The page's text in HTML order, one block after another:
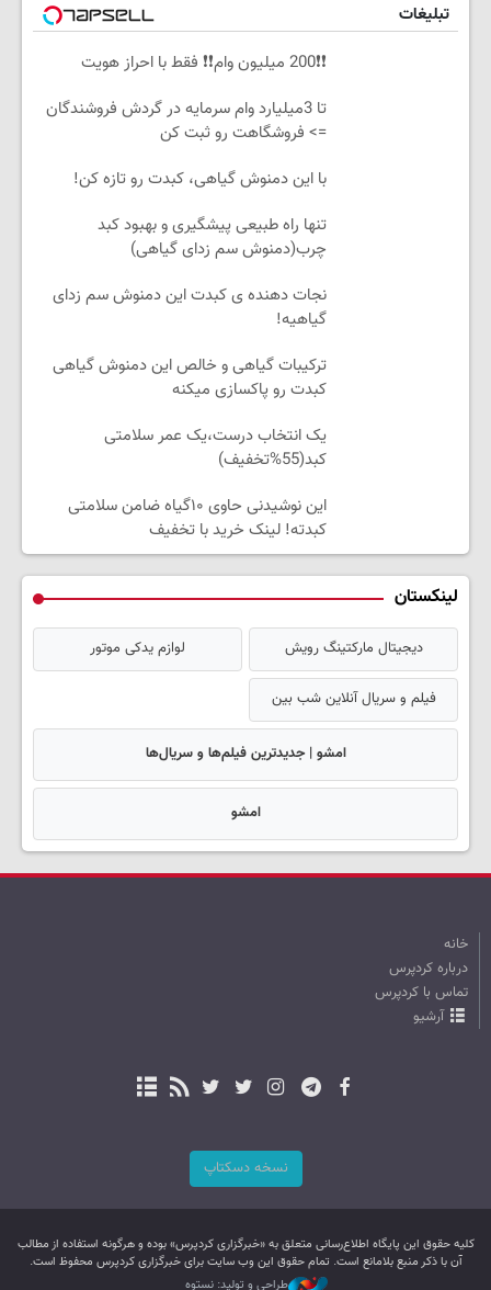
تبلیغات
❗❗200 میلیون وام❗❗ فقط با احراز هویت
تا 3میلیارد وام سرمایه در گردش فروشندگان
=> فروشگاهت رو ثبت کن
با این دمنوش گیاهی، کبدت رو تازه کن!
تنها راه طبیعی پیشگیری و بهبود کبد
چرب(دمنوش سم زدای گیاهی)
نجات دهنده ی کبدت این دمنوش سم زدای
گیاهیه!
ترکیبات گیاهی و خالص این دمنوش گیاهی
کبدت رو پاکسازی میکنه
یک انتخاب درست،یک عمر سلامتی
کبد(55%تخفیف)
این نوشیدنی حاوی ۱۰گیاه ضامن سلامتی
کبدته! لینک خرید با تخفیف
لینکستان
دیجیتال مارکتینگ رویش لوازم یدکی موتور
فیلم و سریال آنلاین شب بین
امشو | جدیدترین فیلم‌ها و سریال‌ها
امشو
خانه
درباره کردپرس
تماس با کردپرس
آرشیو
نسخه دسکتاپ
کليه حقوق اين پایگاه اطلاع‌رسانی متعلق به «خبرگزاری کردپرس» بوده و هرگونه استفاده از مطالب
آن با ذکر منبع بلامانع است. تمام حقوق این وب سایت برای خبرگزاری کردپرس محفوظ است.
طراحی و تولید: نستوه